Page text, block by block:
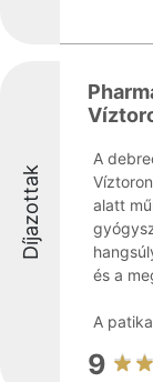
Díjazottak
A
alatt
és a
A
9